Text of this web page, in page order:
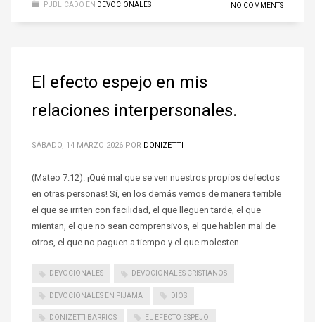
PUBLICADO EN DEVOCIONALES NO COMMENTS
El efecto espejo en mis
relaciones interpersonales.
SÁBADO, 14 MARZO 2026 POR DONIZETTI
(Mateo 7:12). ¡Qué mal que se ven nuestros propios defectos
en otras personas! Sí, en los demás vemos de manera terrible
el que se irriten con facilidad, el que lleguen tarde, el que
mientan, el que no sean comprensivos, el que hablen mal de
otros, el que no paguen a tiempo y el que molesten
DEVOCIONALES DEVOCIONALES CRISTIANOS
DEVOCIONALES EN PIJAMA DIOS
DONIZETTI BARRIOS EL EFECTO ESPEJO